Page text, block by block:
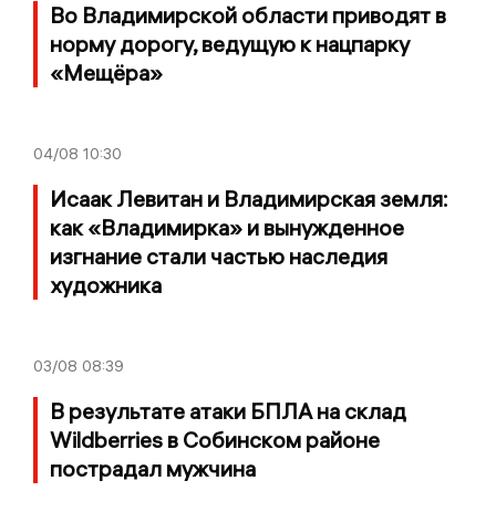
Во Владимирской области приводят в
норму дорогу, ведущую к нацпарку
«Мещёра»
04/08 10:30
Исаак Левитан и Владимирская земля:
как «Владимирка» и вынужденное
изгнание стали частью наследия
художника
03/08 08:39
В результате атаки БПЛА на склад
Wildberries в Собинском районе
пострадал мужчина